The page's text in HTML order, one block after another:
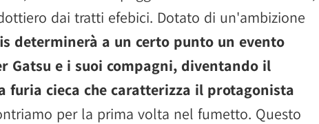
dai tratti efebici. Dotato di un'ambizione
determinerà a un certo punto un evento
Gatsu e i suoi compagni, diventando il
furia cieca che caratterizza il protagonista
per la prima volta nel fumetto. Questo